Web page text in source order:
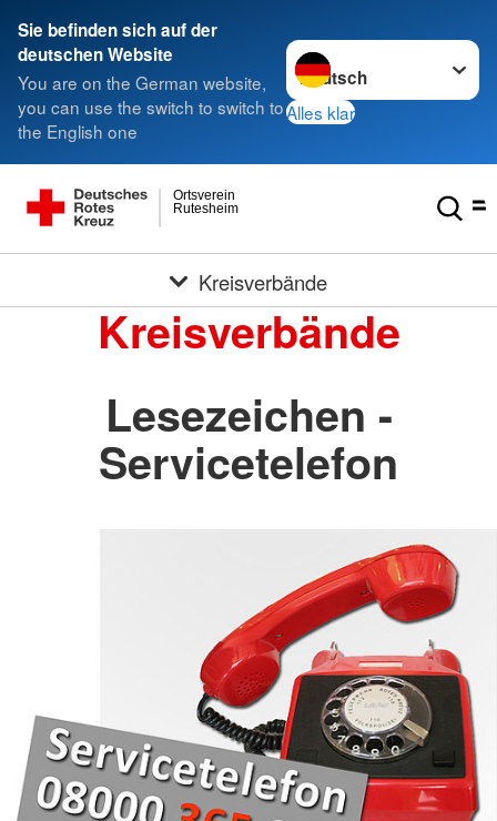
Sie befinden sich auf der
deutschen Website
You are on the German website,
you can use the switch to switch to
the English one
Sprache wechseln zu
Alles klar
Rutesheim
Ortsverein
Kreisverbände
Kreisverbände
Lesezeichen -
Servicetelefon